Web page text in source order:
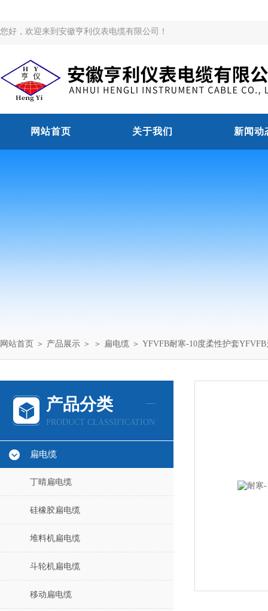
您好，欢迎来到安徽亨利仪表电缆有限公司！
网站首页 关于我们 新闻动
网站首页 ＞ 产品展示 ＞ ＞ 扁电缆 ＞ YFVFB耐寒-10度柔性护套
产品分类
PRODUCT CLASSIFICATION
扁电缆
丁晴扁电缆
硅橡胶扁电缆
堆料机扁电缆
斗轮机扁电缆
移动扁电缆